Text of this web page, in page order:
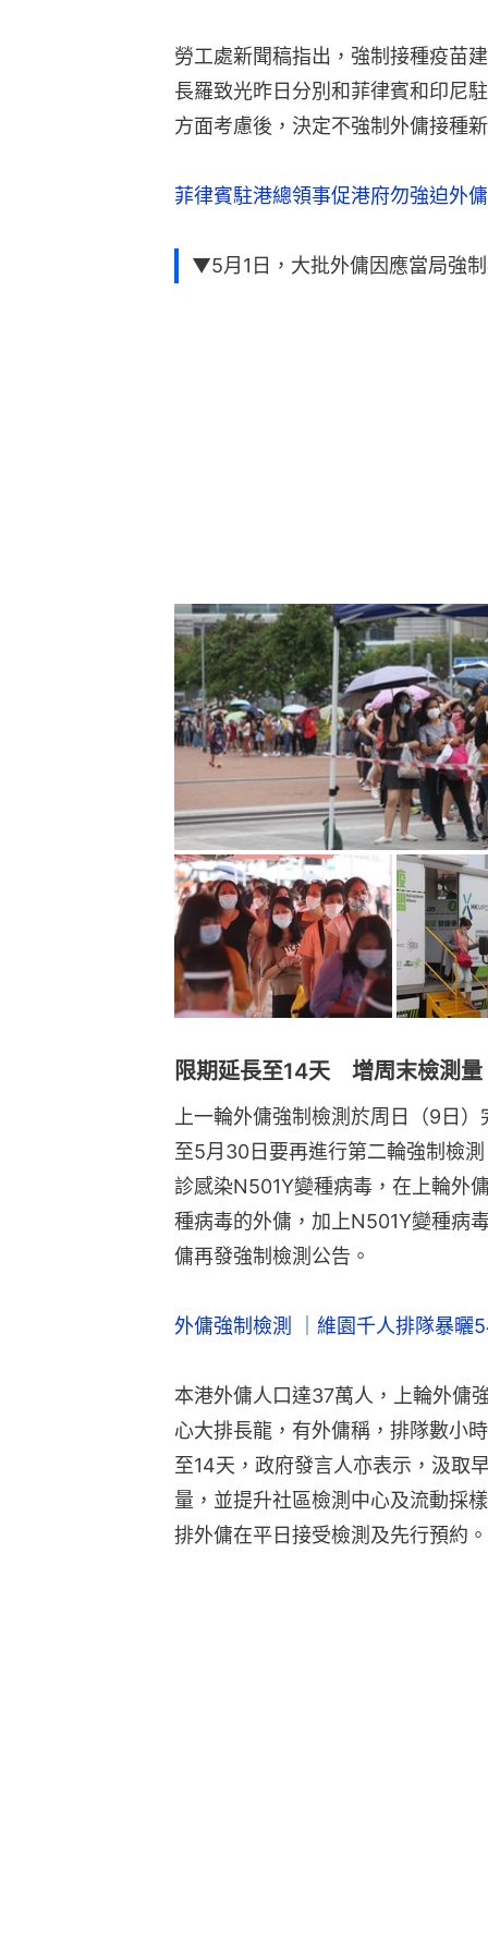
勞工處新聞稿指出，強制接種疫苗
長羅致光昨日分別和菲律賓和印尼
方面考慮後，決定不強制外傭接種
菲律賓駐港總領事促港府勿強迫外
▼5月1日，大批外傭因應當局強
限期延長至14天 增周末檢測量
上一輪外傭強制檢測於周日（9日
至5月30日要再進行第二輪強制檢
診感染N501Y變種病毒，在上輪外
種病毒的外傭，加上N501Y變種病
傭再發強制檢測公告。
外傭強制檢測 ｜維園千人排隊暴曬
本港外傭人口達37萬人，上輪外傭
心大排長龍，有外傭稱，排隊數小
至14天，政府發言人亦表示，汲取
量，並提升社區檢測中心及流動採
排外傭在平日接受檢測及先行預約。